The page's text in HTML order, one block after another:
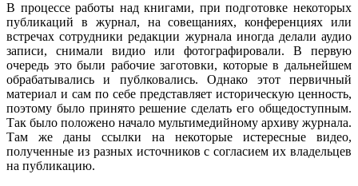
В процессе работы над книгами, при подготовке некоторых
публикаций в журнал, на совещаниях, конференциях или
встречах сотрудники редакции журнала иногда делали аудио
записи, снимали видио или фотографировали. В первую
очередь это были рабочие заготовки, которые в дальнейшем
обрабатывались и публковались. Однако этот первичный
материал и сам по себе представляет историческую ценность,
поэтому было принято решение сделать его общедоступным.
Так было положено начало мультимедийному архиву журнала.
Там же даны ссылки на некоторые истересные видео,
полученные из разных источников с согласием их владельцев
на публикацию.